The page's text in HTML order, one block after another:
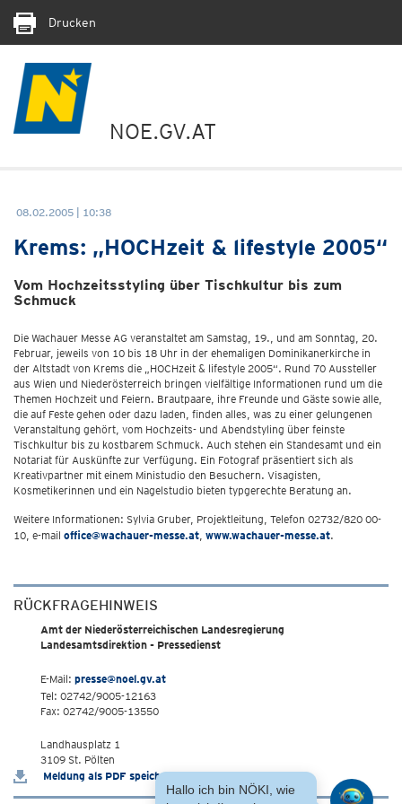
Drucken
NOE.GV.AT
08.02.2005 | 10:38
Krems: „HOCHzeit & lifestyle 2005“
Vom Hochzeitsstyling über Tischkultur bis zum
Schmuck
Die Wachauer Messe AG veranstaltet am Samstag, 19., und am Sonntag, 20.
Februar, jeweils von 10 bis 18 Uhr in der ehemaligen Dominikanerkirche in
der Altstadt von Krems die „HOCHzeit & lifestyle 2005“. Rund 70 Aussteller
aus Wien und Niederösterreich bringen vielfältige Informationen rund um die
Themen Hochzeit und Feiern. Brautpaare, ihre Freunde und Gäste sowie alle,
die auf Feste gehen oder dazu laden, finden alles, was zu einer gelungenen
Veranstaltung gehört, vom Hochzeits- und Abendstyling über feinste
Tischkultur bis zu kostbarem Schmuck. Auch stehen ein Standesamt und ein
Notariat für Auskünfte zur Verfügung. Ein Fotograf präsentiert sich als
Kreativpartner mit einem Ministudio den Besuchern. Visagisten,
Kosmetikerinnen und ein Nagelstudio bieten typgerechte Beratung an.
Weitere Informationen: Sylvia Gruber, Projektleitung, Telefon 02732/820 00-
10, e-mail office@wachauer-messe.at, www.wachauer-messe.at.
RÜCKFRAGEHINWEIS
Amt der Niederösterreichischen Landesregierung
Landesamtsdirektion - Pressedienst
E-Mail: presse@noel.gv.at
Tel: 02742/9005-12163
Fax: 02742/9005-13550
Landhausplatz 1
3109 St. Pölten
Meldung als PDF speichern
Hallo ich bin NÖKI, wie